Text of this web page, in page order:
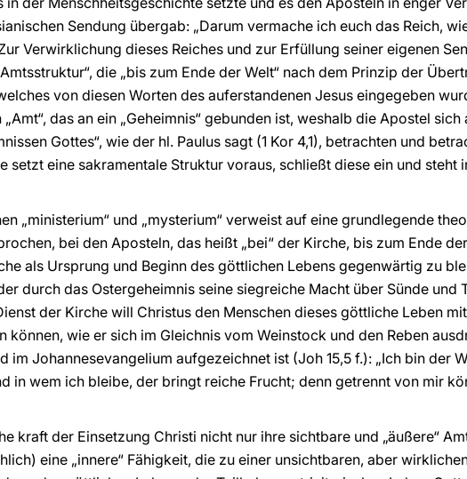
Sendung übergab: „Darum vermache ich euch das Reich,
Verwirklichung dieses Reiches und zur Erfüllung seiner eigenen
die „bis zum Ende der Welt“ nach dem Prinzip der
von diesen Worten des auferstandenen Jesus eingegeben
das an ein „Geheimnis“ gebunden ist, weshalb die Apostel sich
Gottes“, wie der hl. Paulus sagt (1 Kor 4,1), betrachten und
setzt eine sakramentale Struktur voraus, schließt diese ein und steht
„ministerium“ und „mysterium“ verweist auf eine grundlegende
bei den Aposteln, das heißt „bei“ der Kirche, bis zum Ende
als Ursprung und Beginn des göttlichen Lebens gegenwärtig zu
durch das Ostergeheimnis seine siegreiche Macht über Sünde und
der Kirche will Christus den Menschen dieses göttliche Leben
können, wie er sich im Gleichnis vom Weinstock und den Reben
im Johannesevangelium aufgezeichnet ist (Joh 15,5 f.): „Ich bin der
in wem ich bleibe, der bringt reiche Frucht; denn getrennt von mir
kraft der Einsetzung Christi nicht nur ihre sichtbare und „äußere“
eine „innere“ Fähigkeit, die zu einer unsichtbaren, aber